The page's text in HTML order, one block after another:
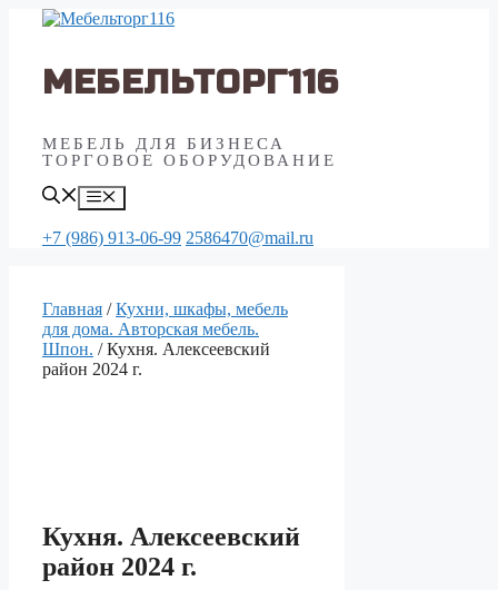
Перейти
МЕБЕЛЬТОРГ116
МЕБЕЛЬ ДЛЯ БИЗНЕСА
ТОРГОВОЕ ОБОРУДОВАНИЕ
Меню
+7 (986) 913-06-99 2586470@mail.ru
Главная /Кухни, шкафы, мебель
для дома. Авторская мебель.
Шпон. / Кухня. Алексеевский
район 2024 г.
Кухня. Алексеевский
район 2024 г.